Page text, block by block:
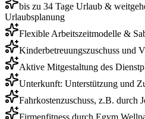
bis zu 34 Tage Urlaub &
Urlaubsplanung
Flexible Arbeitszeitmodelle &
Kinderbetreuungszuschuss und
Aktive Mitgestaltung des
Unterkunft: Unterstützung und
Fahrkostenzuschuss, z.B. durch
Firmenfitness durch Egym